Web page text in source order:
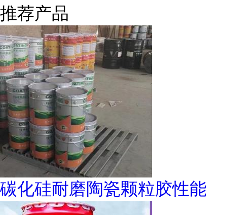
推荐产品
碳化硅耐磨陶瓷颗粒胶性能